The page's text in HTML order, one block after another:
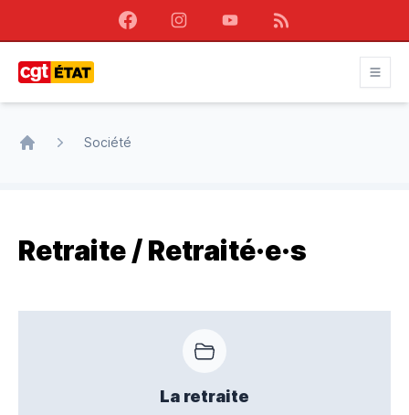
FacebookInstagramYoutubeRSS
Société
Retraite / Retraité·e·s
La retraite